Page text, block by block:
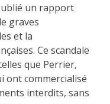
un rapport
graves
et la
Ce scandale
que Perrier,
ont commercialisé
interdits, sans